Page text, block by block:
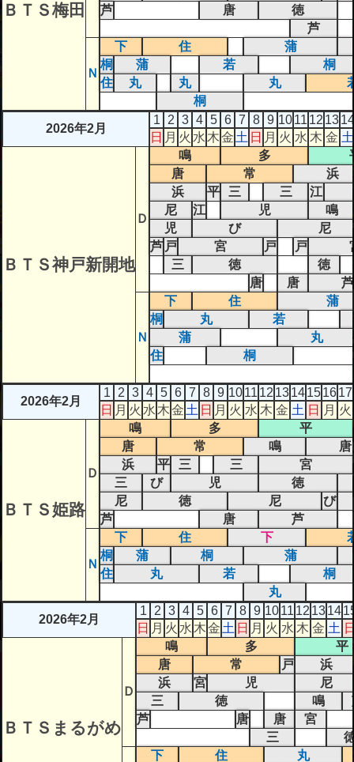
ＢＴＳ梅田
芦
唐
徳
芦
Ｎ
下 住
蒲
桐
蒲 若
桐
住
丸 丸 丸
桐
2026年2月
1 2 3 4 5 6 7 8 9 1011 12 1314
日 月 火 水 木金 土 日 月 火 水 木 金 土
ＢＴＳ神戸新開地
Ｄ
鳴 多
唐
常
浜
浜
平 三 三
江
尼
江 児
鳴
児
び
尼
芦 戸 宮 戸 戸
三
徳
徳
唐
唐 芦
Ｎ
下 住
蒲
桐
丸
若
蒲
丸
住
桐
2026年2月
1 2 3 4 5 6 7 8 9 1011 12 1314151617
日 月 火 水 木金 土 日 月 火 水 木 金 土 日 月 火
ＢＴＳ姫路
Ｄ
鳴 多
平
唐
常 鳴
唐
浜
平 三 三
宮
三
び 児
徳
尼
徳 尼
び
芦
唐 芦
Ｎ
下 住 下
桐
蒲 桐
蒲
住
丸 若
桐
丸
2026年2月
1 2 3 4 5 6 7 8 9 1011 12 1314
日 月 火 水 木金 土 日 月 火 水 木 金 土
ＢＴＳまるがめ
Ｄ
鳴 多
平
唐
常 戸
浜
浜
宮 児
尼
三
徳 鳴
芦
唐 唐
宮
三
下 住
丸